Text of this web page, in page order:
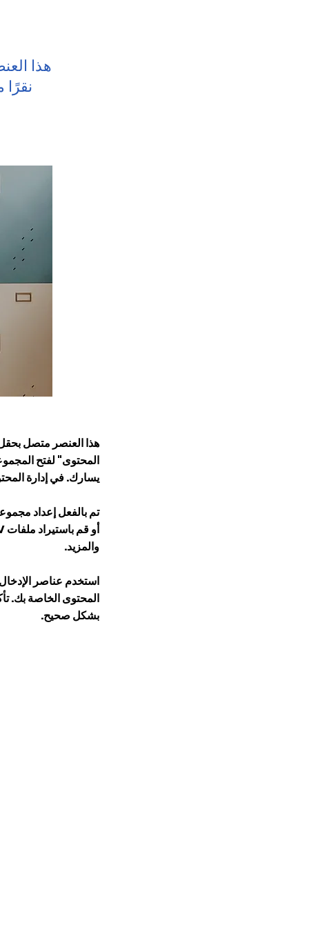
هذا
هذا العنصر متصل
المحتوى" لفتح
يسارك. في إدارة
تم بالفعل إعداد
والمزيد.
استخدم عناصر
المحتوى الخاصة بك.
بشكل صحيح.